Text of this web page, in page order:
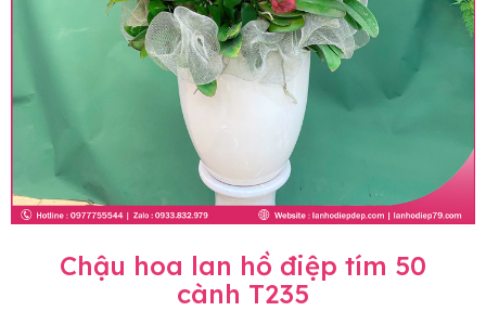
Chậu hoa lan hồ điệp tím 50
cành T235